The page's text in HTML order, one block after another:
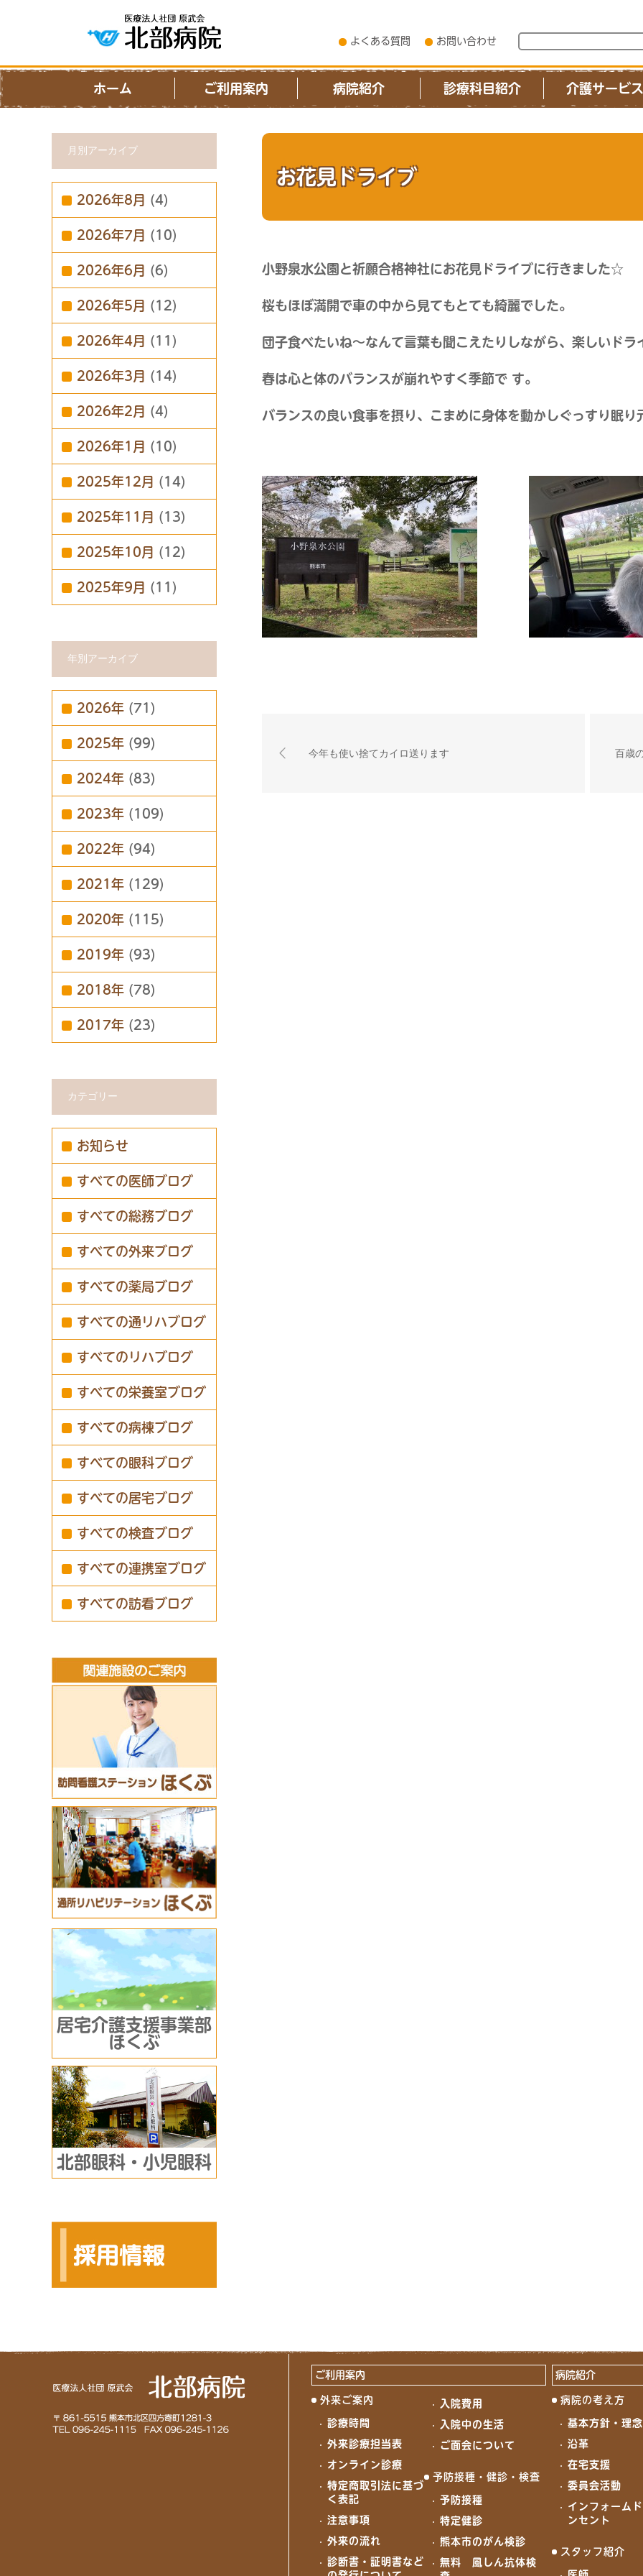
よくある質問 お問い合わせ
ホーム ご利用案内 病院紹介 診療科目紹介 介護サービス
お花見ドライブ
小野泉水公園と祈願合格神社にお花見ドライブに行きました☆
桜もほぼ満開で車の中から見てもとても綺麗でした。
団子食べたいね～なんて言葉も聞こえたりしながら、楽しいドラ
春は心と体のバランスが崩れやすく季節で す。
バランスの良い食事を摂り、こまめに身体を動かしぐっすり眠り
今年も使い捨てカイロ送ります 百歳
月別アーカイブ
2026年8月 (4)
2026年7月 (10)
2026年6月 (6)
2026年5月 (12)
2026年4月 (11)
2026年3月 (14)
2026年2月 (4)
2026年1月 (10)
2025年12月 (14)
2025年11月 (13)
2025年10月 (12)
2025年9月 (11)
年別アーカイブ
2026年 (71)
2025年 (99)
2024年 (83)
2023年 (109)
2022年 (94)
2021年 (129)
2020年 (115)
2019年 (93)
2018年 (78)
2017年 (23)
カテゴリー
お知らせ
すべての医師ブログ
すべての総務ブログ
すべての外来ブログ
すべての薬局ブログ
すべての通リハブログ
すべてのリハブログ
すべての栄養室ブログ
すべての病棟ブログ
すべての眼科ブログ
すべての居宅ブログ
すべての検査ブログ
すべての連携室ブログ
すべての訪看ブログ
居宅介護支援事業部
ほくぶ
北部眼科・小児眼科
ご利用案内
外来ご案内
診療時間
外来診療担当表
オンライン診療
特定商取引法に基づ
く表記
注意事項
外来の流れ
診断書・証明書など
入院費用
入院中の生活
ご面会について
予防接種・健診・検査
予防接種
特定健診
熊本市のがん検診
無料 風しん抗体検
病院紹介
病院の考え方
基本方針・理念
沿革
在宅支援
委員会活動
インフォーム
ンセント
スタッフ紹介